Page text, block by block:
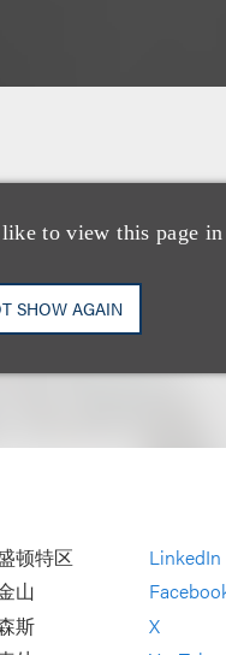
to view this page
SHOW AGAIN
顿特区
山
斯
LinkedIn
X